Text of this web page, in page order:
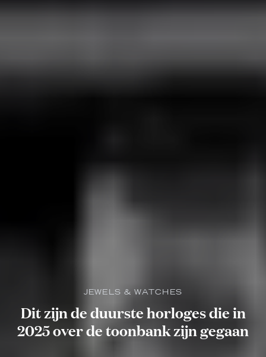
JEWELS & WATCHES
Dit zijn de duurste horloges die in
2025 over de toonbank zijn gegaan